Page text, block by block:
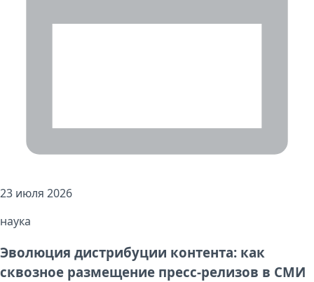
23 июля 2026
наука
Эволюция дистрибуции контента: как
сквозное размещение пресс-релизов в СМИ